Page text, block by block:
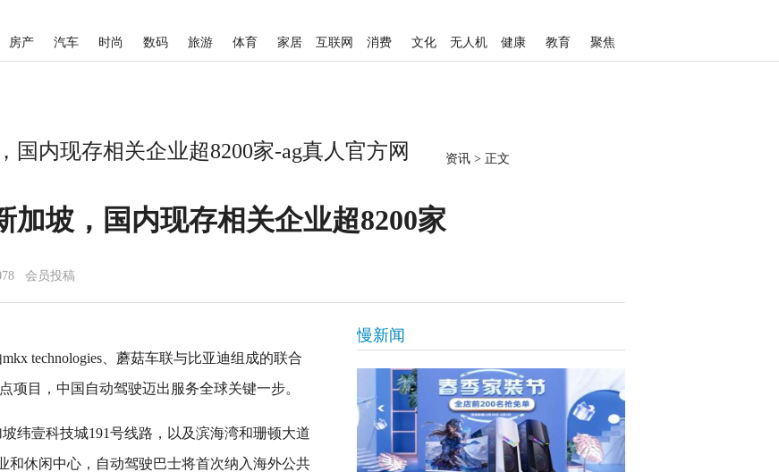
房产 汽车 时尚 数码 旅游 体育 家居 互联网 消费 文化 无人机 健康 教育 聚焦
国内现存相关企业超8200家-ag真人官方网 资讯 > 正文
加坡，国内现存相关企业超8200家
会员投稿
technologies、蘑菇车联与比亚迪组成的联合
项目，中国自动驾驶迈出服务全球关键一步。
纬壹科技城191号线路，以及滨海湾和珊顿大道
和休闲中心，自动驾驶巴士将首次纳入海外公共
慢新闻